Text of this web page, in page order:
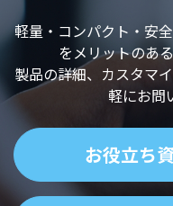
軽量・コンパクト・安
をメリットのあ
製品の詳細、カスタマ
軽にお問
お役立ち